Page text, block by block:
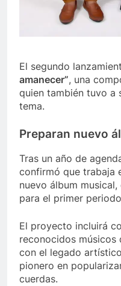
El segundo
amanecer”, una
quien también tuvo a
tema.
Preparan nuevo
Tras un año de
confirmó que trabaja
nuevo álbum
para el primer
El proyecto incluirá
reconocidos músicos
con el legado
pionero en
cuerdas.